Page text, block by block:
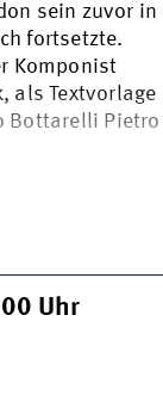
sein zuvor
fortsetzte.
Komponist
als Textvorlage
Bottarelli Pietro
Uhr